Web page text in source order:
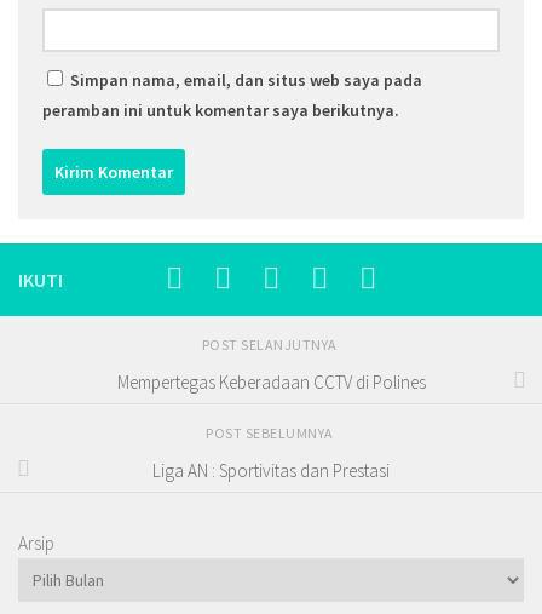
Simpan nama, email, dan situs web saya pada
peramban ini untuk komentar saya berikutnya.
IKUTI
POST SELANJUTNYA
Mempertegas Keberadaan CCTV di Polines
POST SEBELUMNYA
Liga AN : Sportivitas dan Prestasi
Arsip